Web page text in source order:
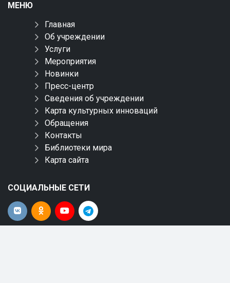
МЕНЮ
Главная
Об учреждении
Услуги
Мероприятия
Новинки
Пресс-центр
Сведения об учреждении
Карта культурных инноваций
Обращения
Контакты
Библиотеки мира
Карта сайта
СОЦИАЛЬНЫЕ СЕТИ